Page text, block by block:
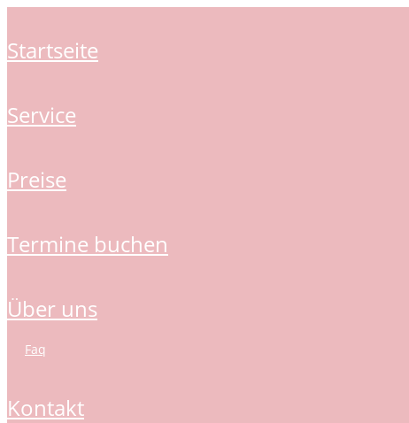
startseite
service
preise
termine buchen
über uns
faq
kontakt